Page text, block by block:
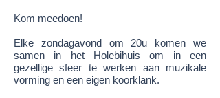
Kom meedoen!
Elke zondagavond om 20u komen we
samen in het Holebihuis om in een
gezellige sfeer te werken aan muzikale
vorming en een eigen koorklank.